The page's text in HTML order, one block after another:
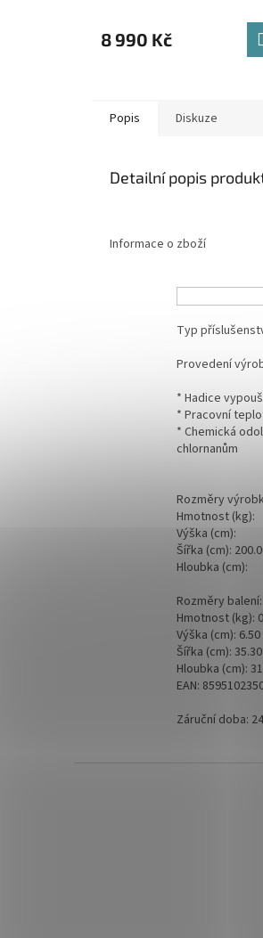
z
8 990 Kč
Popis Diskuze
Detailní popis
Informace o zboží
Typ
Provedení
* Hadice
* Pracovní
* Chemická
chlornanům
Rozměry
Hmotnost (kg):
Výška (cm):
Šířka (cm):
Hloubka (cm):
Rozměry balení:
Hmotnost (kg):
Výška (cm): 6.50
Šířka (cm): 35.30
Hloubka (cm):
EAN:
Záruční doba: